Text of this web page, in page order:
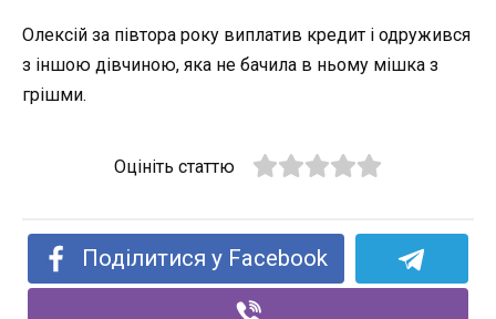
Олексій за півтора року виплатив кредит і одружився
з іншою дівчиною, яка не бачила в ньому мішка з
грішми.
Оцініть статтю
Поділитися у Facebook